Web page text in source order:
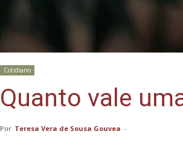
Cotidiano
Quanto vale
Por Teresa Vera de Sousa Gouvea -